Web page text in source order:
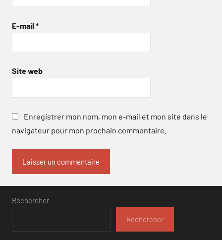
E-mail *
Site web
Enregistrer mon nom, mon e-mail et mon site dans le
navigateur pour mon prochain commentaire.
Rechercher
Rechercher